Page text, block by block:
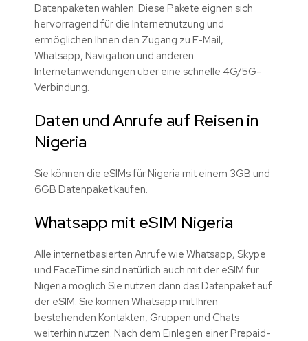
Datenpaketen wählen. Diese Pakete eignen sich
hervorragend für die Internetnutzung und
ermöglichen Ihnen den Zugang zu E-Mail,
Whatsapp, Navigation und anderen
Internetanwendungen über eine schnelle 4G/5G-
Verbindung.
Daten und Anrufe auf Reisen in
Nigeria
Sie können die eSIMs für Nigeria mit einem 3GB und
6GB Datenpaket kaufen.
Whatsapp mit eSIM Nigeria
Alle internetbasierten Anrufe wie Whatsapp, Skype
und FaceTime sind natürlich auch mit der eSIM für
Nigeria möglich Sie nutzen dann das Datenpaket auf
der eSIM. Sie können Whatsapp mit Ihren
bestehenden Kontakten, Gruppen und Chats
weiterhin nutzen. Nach dem Einlegen einer Prepaid-